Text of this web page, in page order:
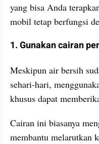
yang bisa Anda
mobil tetap berfungsi
1. Gunakan cairan
Meskipun air bersih
sehari-hari,
khusus dapat
Cairan ini biasanya
membantu melarutkan